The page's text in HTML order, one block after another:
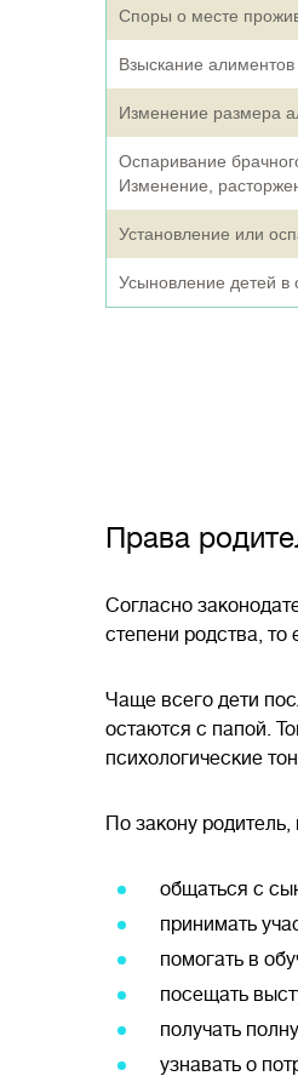
Споры о месте
Взыскание
Изменение размера
Оспаривание
Изменение,
Установление или
Усыновление детей в
Права
Согласно
степени родства,
Чаще всего дети
остаются с папой.
психологические
По закону
общаться с
принимать
помогать в
посещать
получать
узнавать о